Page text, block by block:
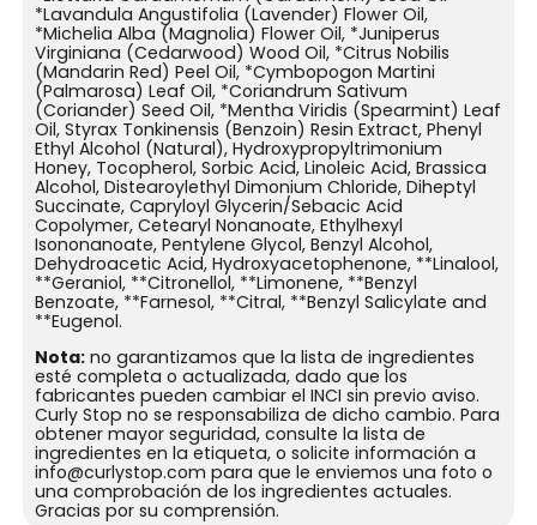
*Lavandula Angustifolia (Lavender) Flower Oil,
*Michelia Alba (Magnolia) Flower Oil, *Juniperus
Virginiana (Cedarwood) Wood Oil, *Citrus Nobilis
(Mandarin Red) Peel Oil, *Cymbopogon Martini
(Palmarosa) Leaf Oil, *Coriandrum Sativum
(Coriander) Seed Oil, *Mentha Viridis (Spearmint) Leaf
Oil, Styrax Tonkinensis (Benzoin) Resin Extract, Phenyl
Ethyl Alcohol (Natural), Hydroxypropyltrimonium
Honey, Tocopherol, Sorbic Acid, Linoleic Acid, Brassica
Alcohol, Distearoylethyl Dimonium Chloride, Diheptyl
Succinate, Capryloyl Glycerin/Sebacic Acid
Copolymer, Cetearyl Nonanoate, Ethylhexyl
Isononanoate, Pentylene Glycol, Benzyl Alcohol,
Dehydroacetic Acid, Hydroxyacetophenone, **Linalool,
**Geraniol, **Citronellol, **Limonene, **Benzyl
Benzoate, **Farnesol, **Citral, **Benzyl Salicylate and
**Eugenol.
Nota: no garantizamos que la lista de ingredientes
esté completa o actualizada, dado que los
fabricantes pueden cambiar el INCI sin previo aviso.
Curly Stop no se responsabiliza de dicho cambio. Para
obtener mayor seguridad, consulte la lista de
ingredientes en la etiqueta, o solicite información a
info@curlystop.com para que le enviemos una foto o
una comprobación de los ingredientes actuales.
Gracias por su comprensión.